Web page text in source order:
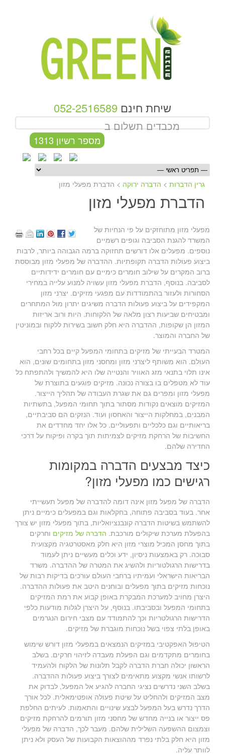
שיחת חינם 052-2516589
מכבדים תשלום ב
מספר רשיון 1313
גרין הדברות > הדברה ירוקה > הדברת מפעלי מזון
הדברת מפעלי מזון
מפעלי מזון מתוחזקים על פי הנחיות של
המשרד להגנת הסביבה וגופים רשמיים
נוספים. מפעלים אלו דורשים תחזוקה ברמה הגבוהה ביותר, לרבות
ביצוע פעולות הדברה תקופתיות. ההדברה של מפעלי מזון מבוססת
ברוב המקרים על שילוב חומרים כימיים עם חומרים ידידותיים
לסביבה. בנוסף, הדברת מפעלי מזון עשויה למנוע עלייה במחירי
הסחורות ולעזור בהתמודדות עם מפגעי מזיקים. יצרני מזון
המקפידים על ביצוע פעולות הדברה משיגים יתרון מול המתחרים
ומבטיחים שביעות רצון מלאה של הלקוחות. היות ורוב אריזות
המזון הן שקופות, ההדברה היא חלק חשוב בשירות ללקוח ובמוניטין
של החברה והמוצר.
המטרד הבעייתי של מזיקים בתחומי המפעל קיים בכל רחבי
העולם. הוא משותף ליצרני מזון ומחסני מזון בתחומים שונים, הוא
אינו תלוי בתנאי מזג האוויר והנטייה שלו היא להמשיך ולהתפתח כל
עוד לא מטפלים בו בצורה נכונה. מזיקים פוגעים בתוצרת של
מפעלי מזון ומפרים גם את שגרת העבודה של תהליך הייצור.
המזיקים מוצאים נקודות מסתור בתוך תחומי המפעל, בתשתיות
המבנים, במחלקות הייצור והאחסון ועוד. הנזקים הם סביבתיים,
בריאותיים וגם כלכליים ותפעוליים. כל אלו יחד מחדדים את
החשיבות של הרחקת מזיקים לצמיתות תוך בקרה ופיקוח על דרכי
החדירה שלהם.
כיצד מבצעים הדברה במקומות
רגישים כמו מפעלי מזון?
הדברה של מפעל מזון אינה דומה להדברה של מפעל תעשייתי
אחר. בעוד בסביבה פתוחה, בחקלאות וגם במפעלים כימיים ניתן
להשתמש בשיטות הדברה קונבנציואליות, בתוך מפעלי מזון יש צורך
בהפעלת מערכת שיקולים מורכבת. הדברה של מזיקים וחרקים
בתוך מחסן המכיל מוצרי מזון היא חלק מאסטרטגיה מקצועית
סבוכה. רק באמצעות ניסיון, ידע וכלים מעשיים ניתן לעמוד
בדרישות הרגולטוריות ולהשיג את המטרה של ההדברה. משרד
הבריאות הישראלי ועמיתיו ברחבי העולם עורכים בדיקות רבות של
נוכחות מזיקים בתוך מפעלים ובוחנים היטב את פעולות ההדברה.
היצרן מחויב למערכת המבקרת באופן קבוע את רמת המזיקים
בתחומי המפעל ובסביבתו. בנוסף, על היצרן לגלות מודעות כלפי
הדרישות הרגולטריות וכך להתמודד עם מצבי חירום הנגרמים
באופן בלתי צפוי בשל נוכחות מוגברת של מזיקים.
הטיפול האפקטיבי במזיקים הנמצאים במפעלי מזון דורש שימוש
בחומרים מתקדמים וגם הפעלת מעבדה לזיהוי חרקים. בשלב
הראשון יכולה חברת הדברה לקבל תלונות של הלקוח ולהעמיד
לרשותו אנשי מקצוע מתאימים לצורך ביצוע פעולות ההדברה.
בשלב השני נדרשים נציגי החברה להגיע אל המפעל, לבדוק את
מצב המזיקים ולהחליט על שיטת פעולה אופטימאלית. לכל אורך
הדרך נדרש בעל המפעל לבצע שינויים והתאמות. לעיתים החלפת
פס ייצור או בנייה מחדש של מחסני מזון תורמים להרחקת מזיקים
וצמצום ההשפעה השלילית שלהם. מעבר לכך, הדברה של מפעלי
מזון היא חלק בלתי נפרד מההוצאות הקבועות של העסק ולא ניתן
לוותר עליה.